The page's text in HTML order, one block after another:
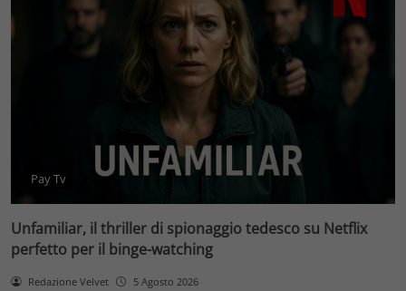
Pay Tv
Unfamiliar, il thriller di spionaggio tedesco su Netflix
perfetto per il binge-watching
Redazione Velvet 5 Agosto 2026